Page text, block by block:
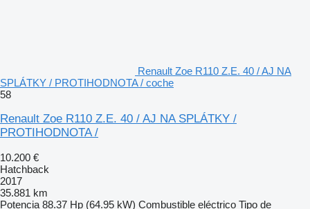
Renault Zoe R110 Z.E. 40 / AJ NA
SPLÁTKY / PROTIHODNOTA / coche
58
Renault Zoe R110 Z.E. 40 / AJ NA SPLÁTKY /
PROTIHODNOTA /
10.200 €
Hatchback
2017
35.881 km
Potencia 88.37 Hp (64.95 kW) Combustible eléctrico Tipo de